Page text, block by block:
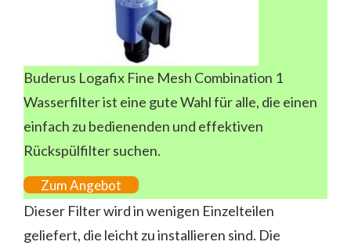
Buderus Logafix Fine Mesh Combination 1
Wasserfilter ist eine gute Wahl für alle, die einen
einfach zu bedienenden und effektiven
Rückspülfilter suchen.
Zum Angebot
Dieser Filter wird in wenigen Einzelteilen
geliefert, die leicht zu installieren sind. Die